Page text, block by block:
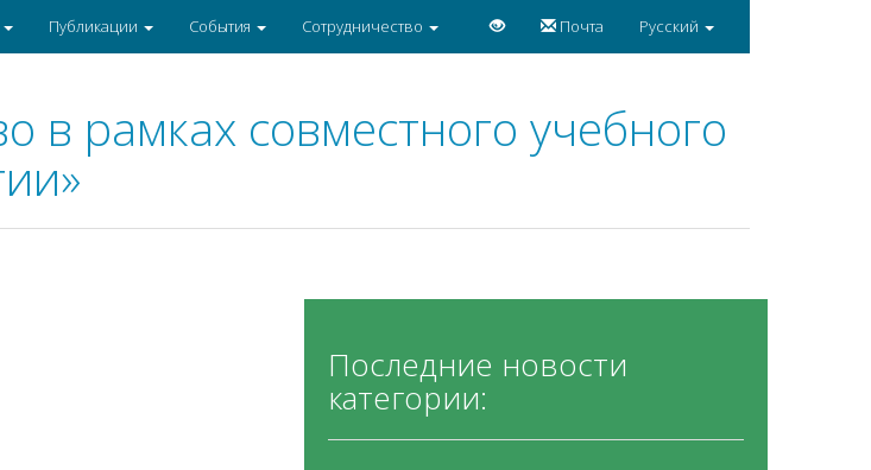
Публикации События Сотрудничество Почта Русский
в рамках совместного учебного
Последние новости
категории: